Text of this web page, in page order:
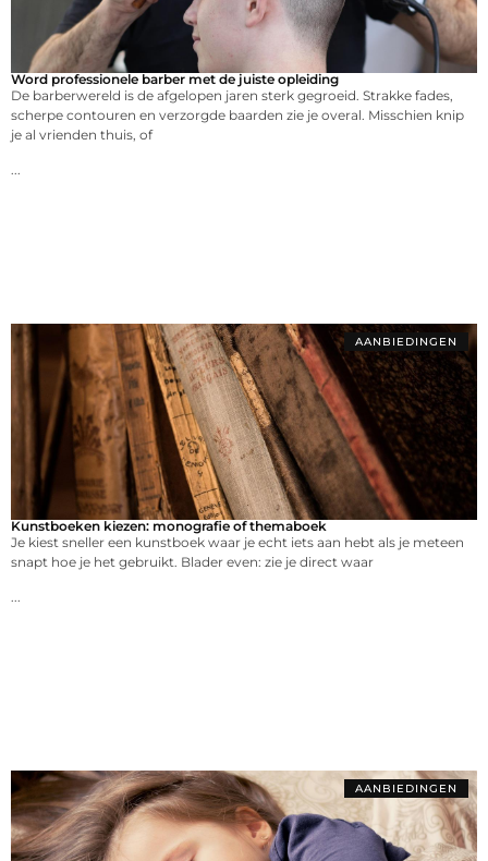
Word professionele barber met de juiste opleiding
De barberwereld is de afgelopen jaren sterk gegroeid. Strakke fades,
scherpe contouren en verzorgde baarden zie je overal. Misschien knip
je al vrienden thuis, of
...
AANBIEDINGEN
Kunstboeken kiezen: monografie of themaboek
Je kiest sneller een kunstboek waar je echt iets aan hebt als je meteen
snapt hoe je het gebruikt. Blader even: zie je direct waar
...
AANBIEDINGEN